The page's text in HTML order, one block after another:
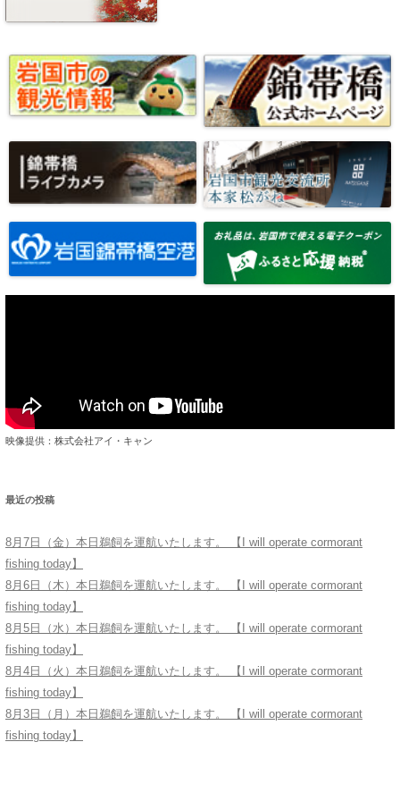
映像提供：株式会社アイ・キャン
最近の投稿
8月7日（金）本日鵜飼を運航いたします。 【I will operate cormorant
fishing today】
8月6日（木）本日鵜飼を運航いたします。 【I will operate cormorant
fishing today】
8月5日（水）本日鵜飼を運航いたします。 【I will operate cormorant
fishing today】
8月4日（火）本日鵜飼を運航いたします。 【I will operate cormorant
fishing today】
8月3日（月）本日鵜飼を運航いたします。 【I will operate cormorant
fishing today】